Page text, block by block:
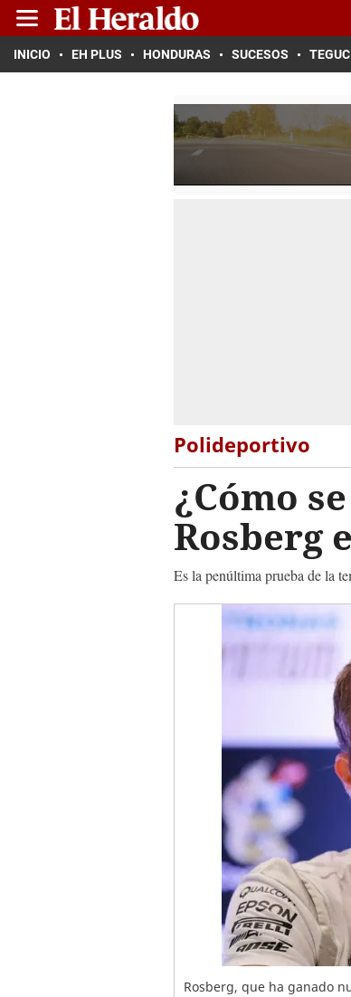
INICIO EH PLUS HONDURAS SUCESOS
Polideportivo
¿Cómo
Rosberg
Es la penúltima prueba de la
Rosberg, que ha ganado